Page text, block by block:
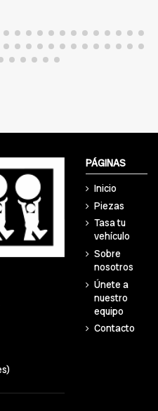
PÁGINAS
Inicio
Piezas
Tasa tu
vehículo
Sobre
nosotros
Únete a
nuestro
equipo
Contacto